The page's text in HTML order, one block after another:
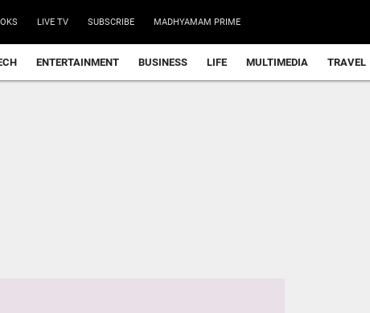
LIVE TV SUBSCRIBE MADHYAMAM PRIME
ENTERTAINMENT BUSINESS LIFE MULTIMEDIA TRAVEL